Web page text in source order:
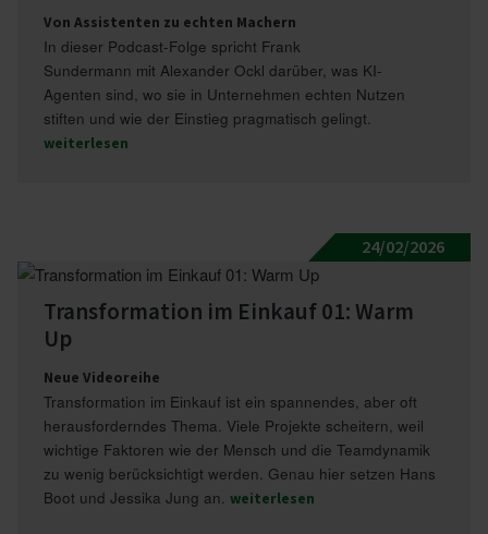
Von Assistenten zu echten Machern
In dieser Podcast-Folge spricht Frank
Sundermann mit Alexander Ockl darüber, was KI-
Agenten sind, wo sie in Unternehmen echten Nutzen
stiften und wie der Einstieg pragmatisch gelingt.
weiterlesen
24/02/2026
Trans­for­mation im Einkauf 01: Warm
Up
Neue Videoreihe
Transformation im Einkauf ist ein spannendes, aber oft
herausforderndes Thema. Viele Projekte scheitern, weil
wichtige Faktoren wie der Mensch und die Teamdynamik
zu wenig berücksichtigt werden. Genau hier setzen Hans
Boot und Jessika Jung an. weiterlesen